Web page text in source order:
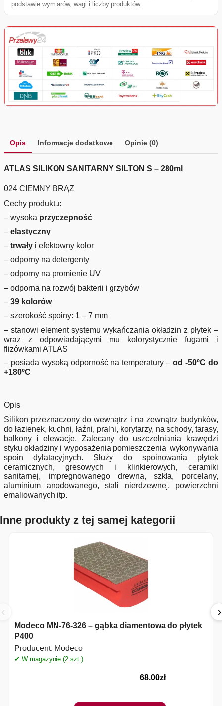
podstawie wymiarów, wagi i liczby produktów.
Opis Informacje dodatkowe Opinie (0)
ATLAS SILIKON SANITARNY SILTON S – 280ml
024 CIEMNY BRĄZ
Cechy produktu:
– wysoka przyczepność
– elastyczny
– trwały i efektowny kolor
– odporny na detergenty
– odporny na promienie UV
– odporna na rozwój bakterii i grzybów
– 39 kolorów
– szerokość spoiny: 1 – 7 mm
– stanowi element systemu wykańczania okładzin z płytek –
wraz z odpowiadającymi mu kolorystycznie fugami i
flizówkami ATLAS
– posiada wysoką odporność na temperatury – od -50ºC do
+180ºC
Opis
Silikon przeznaczony do wewnątrz i na zewnątrz budynków,
do łazienek, kuchni, łaźni, pralni, korytarzy, na schody, tarasy,
balkony i elewacje. Zalecany do uszczelniania krawędzi
styku okładziny i wyposażenia pomieszczenia, wykonywania
spoin dylatacyjnych. Służy do spoinowania płytek
ceramicznych, gresowych i klinkierowych, ceramiki
sanitarnej, impregnowanego drewna, szkła, porcelany,
aluminium anodowanego, stali nierdzewnej, powierzchni
emaliowanych itp.
Inne produkty z tej samej kategorii
‹
Modeco MN-76-326 – gąbka diamentowa do płytek
P400
Producent: Modeco
✔ W magazynie (2 szt.)
68.00zł
›